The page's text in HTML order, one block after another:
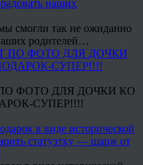
смогли так не ожиданно
родителей…
ФОТО ДЛЯ ДОЧКИ КО
СУПЕР!!!!